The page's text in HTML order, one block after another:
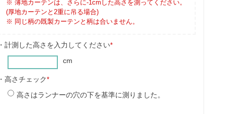
※ 薄地カーテンは、さらに-1cmした高さを測ってください。
(厚地カーテンと2重に吊る場合)
※ 同じ柄の既製カーテンと柄は合いません。
・計測した高さを入力してください*
cm
・高さチェック*
高さはランナーの穴の下を基準に測りました。